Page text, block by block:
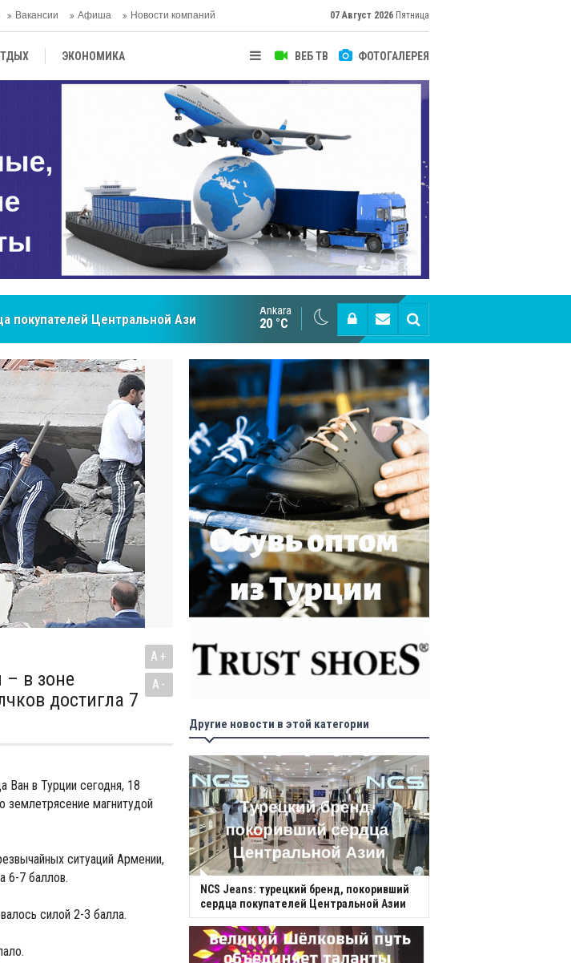
Вакансии Афиша Новости компаний 07 Август 2026 Пятница
ВЕБ ТВ ФОТОГАЛЕРЕЯ
ЭКОНОМИКА
Великий Шёлковый путь объединяет таланты в
Ankara
20 °C
– в зоне
достигла 7
A+
A-
Ван в Турции сегодня, 18
землетрясение магнитудой
ситуаций Армении,
6-7 баллов.
силой 2-3 балла.
Другие новости в этой категории
NCS Jeans: турецкий бренд, покоривший
сердца покупателей Центральной Азии